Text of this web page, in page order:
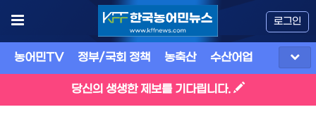
로그인
농어민TV 정부/국회 정책 농축산 수산어업
당신의 생생한 제보를 기다립니다.